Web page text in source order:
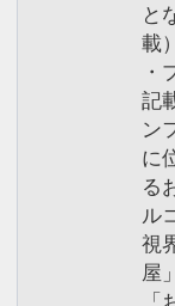
と
載
・
記
ン
に
る
ル
視
屋